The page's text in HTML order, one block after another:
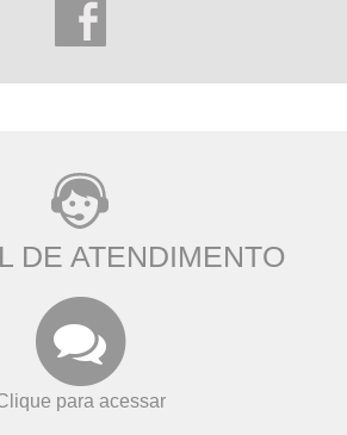
DE ATENDIMENTO
para acessar